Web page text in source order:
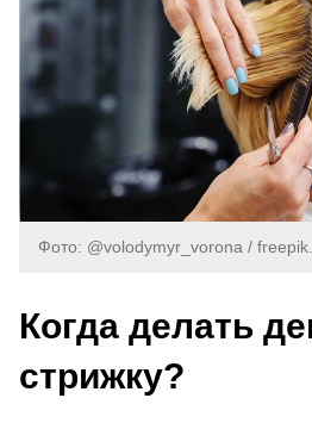
Фото: @volodymyr_vorona /
Когда делать
стрижку?